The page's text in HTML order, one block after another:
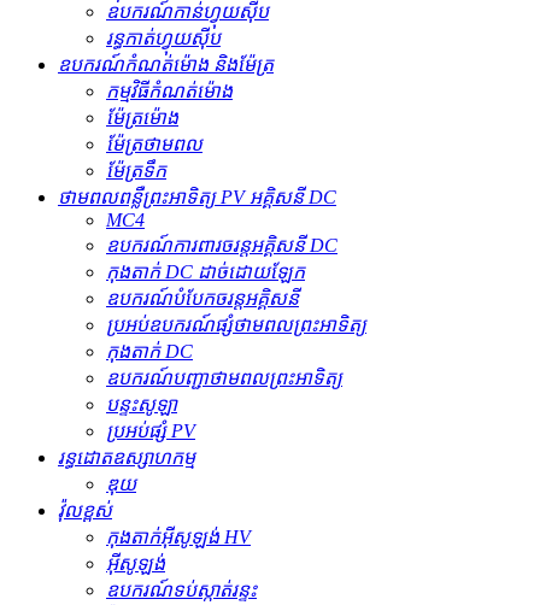
ឧបករណ៍​កាន់​ហ្វុយស៊ីប
រន្ធ​កាត់​ហ្វុយស៊ីប
ឧបករណ៍កំណត់ម៉ោង និងម៉ែត្រ
កម្មវិធីកំណត់ម៉ោង
ម៉ែត្រម៉ោង
ម៉ែត្រថាមពល
ម៉ែត្រទឹក
ថាមពលពន្លឺព្រះអាទិត្យ PV អគ្គិសនី DC
MC4
ឧបករណ៍ការពារចរន្តអគ្គិសនី DC
កុងតាក់ DC ដាច់ដោយឡែក
ឧបករណ៍បំបែកចរន្តអគ្គិសនី
ប្រអប់ឧបករណ៍ផ្សំថាមពលព្រះអាទិត្យ
កុងតាក់ DC
ឧបករណ៍បញ្ជាថាមពលព្រះអាទិត្យ
បន្ទះសូឡា
ប្រអប់ផ្សំ PV
រន្ធដោតឧស្សាហកម្ម
ឌុយ
វ៉ុលខ្ពស់
កុងតាក់​អ៊ីសូឡង់ HV
អ៊ីសូឡង់
ឧបករណ៍​ទប់ស្កាត់​រន្ទះ